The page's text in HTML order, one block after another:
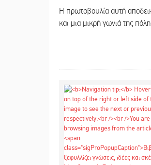
Η πρωτοβουλία αυτή
και μια μικρή γωνιά της